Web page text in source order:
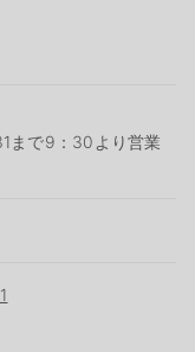
まで9：30より営業